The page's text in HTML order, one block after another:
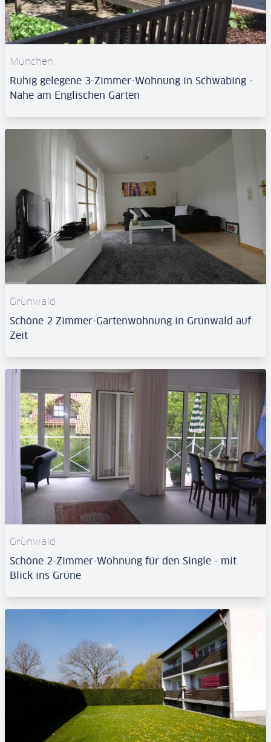
München
Ruhig gelegene 3-Zimmer-Wohnung in Schwabing -
Nahe am Englischen Garten
Grünwald
Schöne 2 Zimmer-Gartenwohnung in Grünwald auf
Zeit
Grünwald
Schöne 2-Zimmer-Wohnung für den Single - mit
Blick ins Grüne